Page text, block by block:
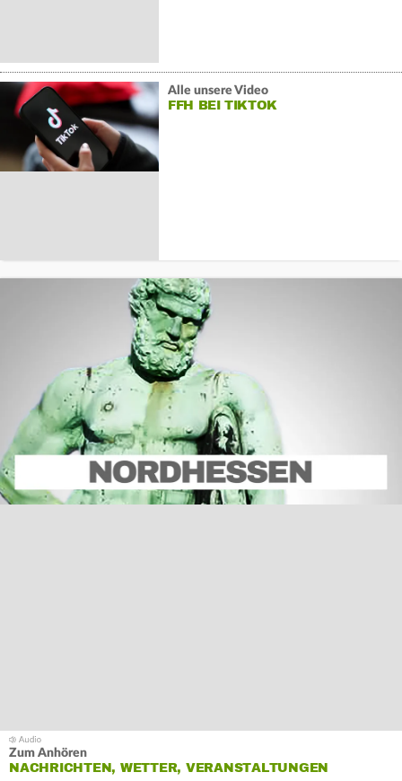
Alle unsere Video
FFH BEI TIKTOK
Zum Anhören
NACHRICHTEN, WETTER, VERANSTALTUNGEN